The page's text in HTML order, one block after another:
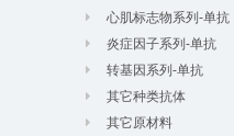
心肌标志物系列-单抗
炎症因子系列-单抗
转基因系列-单抗
其它种类抗体
其它原材料